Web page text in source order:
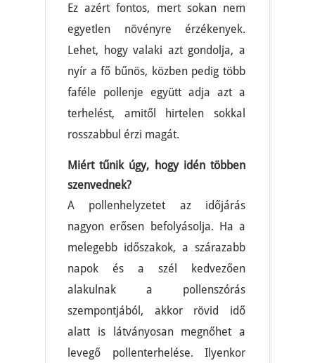
Ez azért fontos, mert sokan nem
egyetlen növényre érzékenyek.
Lehet, hogy valaki azt gondolja, a
nyír a fő bűnös, közben pedig több
faféle pollenje együtt adja azt a
terhelést, amitől hirtelen sokkal
rosszabbul érzi magát.
Miért tűnik úgy, hogy idén többen
szenvednek?
A pollenhelyzetet az időjárás
nagyon erősen befolyásolja. Ha a
melegebb időszakok, a szárazabb
napok és a szél kedvezően
alakulnak a pollenszórás
szempontjából, akkor rövid idő
alatt is látványosan megnőhet a
levegő pollenterhelése. Ilyenkor